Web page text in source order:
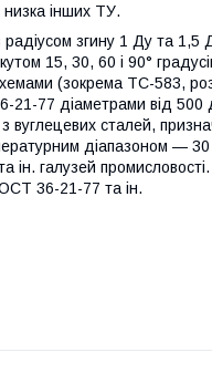
інших ТУ.
згину 1 Ду та 1,5
15, 30, 60 і 90°
(зокрема ТС-583,
21-77 діаметрами від
вуглецевих сталей,
діапазоном —
ін. галузей
36-21-77 та ін.